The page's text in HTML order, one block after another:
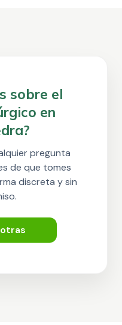
sobre el
en
pregunta
de que tomes
discreta y sin